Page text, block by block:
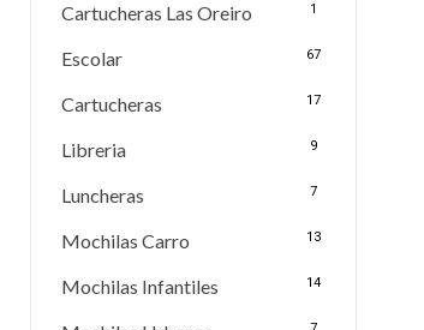
Cartucheras Las Oreiro 1
Escolar 67
Cartucheras 17
Libreria 9
Luncheras 7
Mochilas Carro 13
Mochilas Infantiles 14